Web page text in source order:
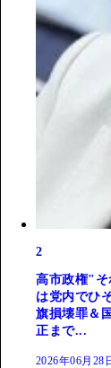
2
高市政権"そ
は党内でひ
旗損壊罪＆
正まで...
2026年06月28